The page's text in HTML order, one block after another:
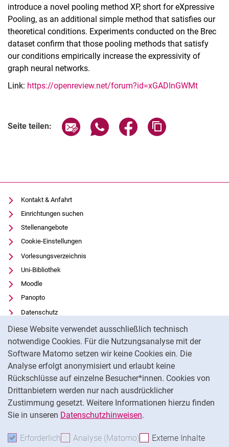
Diese Website verwendet ausschließlich technisch
notwendige Cookies. Für die Nutzungsanalyse mit der
Software Matomo setzen wir keine Cookies ein. Die
Analyse erfolgt anonymisiert und erlaubt keine
Rückschlüsse auf einzelne Besucher*innen. Cookies von
Drittanbietern werden nur nach ausdrücklicher
Zustimmung gesetzt. Weitere Informationen hierzu finden
Sie in unseren Datenschutzhinweisen.
Erforderlich Erforderliche Cookies akzeptieren
Analyse (Matomo) Analyse-Cookies
Externe Inhalte
introduce a novel pooling method XP, short for eXpressive
Pooling, as an additional simple method that satisfies our
theoretical conditions. Experiments conducted on the Brec
dataset confirm that those pooling methods that satisfy
our conditions empirically increase the expressivity of
graph neural networks.
Link: https://openreview.net/forum?id=xGADInGWMt
Seite teilen: Seite über E-Mail teilen
Seite über WhatsApp teilen
Seite über Facebook
Kontakt & Anfahrt
Einrichtungen suchen
Stellenangebote
Cookie-Einstellungen
Vorlesungsverzeichnis
Uni-Bibliothek
Moodle
Panopto
Datenschutz
Barrierefreiheit
Transparenter KI-Einsatz
Impressum
Externer Link: Universität Kassel auf
Facebook (öffnet neues Fenster)
Externer Link: Universität Kassel auf
Youtube(öffnet neues Fenster)
Externer Link: Universität Kassel auf
Instagram (öffnet neues Fenster)